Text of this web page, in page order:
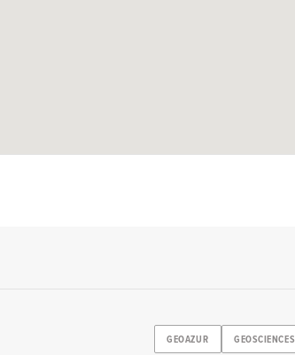
GEOAZUR GEOSCIENCES